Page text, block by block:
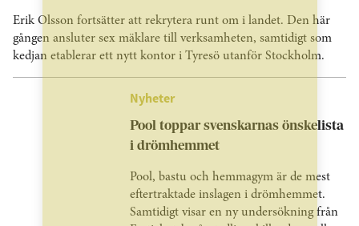
Erik Olsson fortsätter att rekrytera runt om i landet. Den här
gången ansluter sex mäklare till verksamheten, samtidigt som
kedjan etablerar ett nytt kontor i Tyresö utanför Stockholm.
Nyheter
Pool toppar svenskarnas önskelista
i drömhemmet
Pool, bastu och hemmagym är de mest
eftertraktade inslagen i drömhemmet.
Samtidigt visar en ny undersökning från